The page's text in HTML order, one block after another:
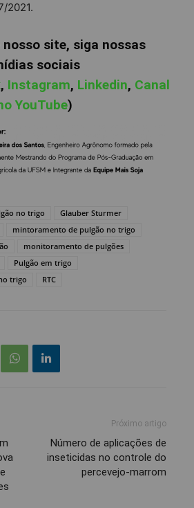
2021.
site, siga nossas
sociais
, Instagram, Linkedin, Canal
YouTube)
no trigo
Glauber Sturmer
mintoramento de pulgão no trigo
monitoramento de pulgões
Pulgão em trigo
trigo
RTC
Próximo artigo
Número de aplicações de
inseticidas no controle do
percevejo-marrom